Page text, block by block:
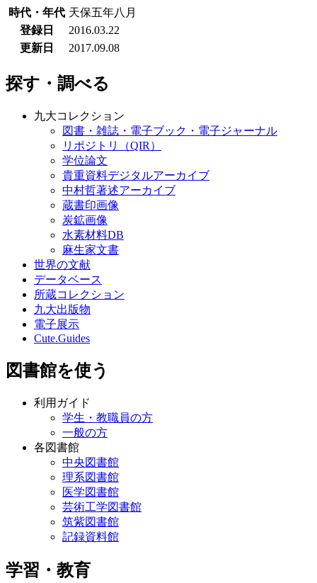
時代・年代 天保五年八月
登録日
2016.03.22
更新日
2017.09.08
探す・調べる
九大コレクション
図書・雑誌・電子ブック・電子ジャーナル
リポジトリ（QIR）
学位論文
貴重資料デジタルアーカイブ
中村哲著述アーカイブ
蔵書印画像
炭鉱画像
水素材料DB
麻生家文書
世界の文献
データベース
所蔵コレクション
九大出版物
電子展示
Cute.Guides
図書館を使う
利用ガイド
学生・教職員の方
一般の方
各図書館
中央図書館
理系図書館
医学図書館
芸術工学図書館
筑紫図書館
記録資料館
学習・教育